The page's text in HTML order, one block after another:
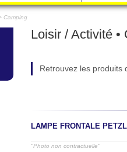
Camping
Loisir / Activité •
Retrouvez les produits
LAMPE FRONTALE
"Photo non contractuelle"